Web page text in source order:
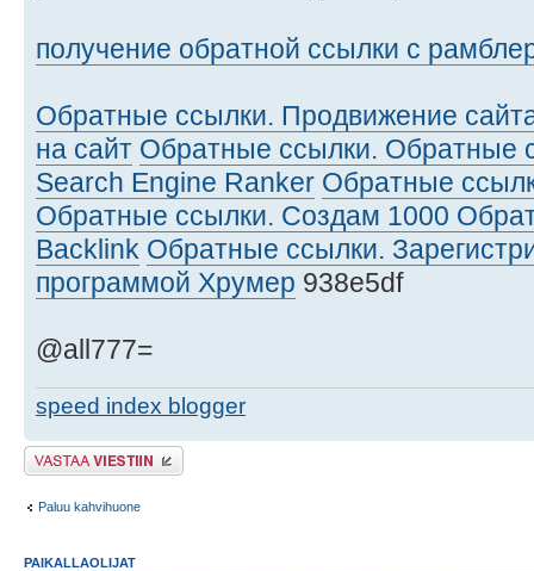
получение обратной ссылки с
Обратные ссылки. Продвижение
на сайт Обратные ссылки. Обратные
Search Engine Ranker Обратные
Обратные ссылки. Создам 1000
Backlink Обратные ссылки.
программой Хрумер 938e5df
@all777=
speed index blogger
Lähetä vastaus
Paluu kahvihuone
PAIKALLAOLIJAT